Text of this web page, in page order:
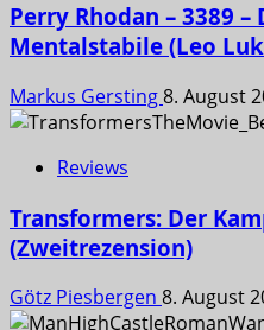
Perry Rhodan – 3389
Mentalstabile (Leo
Markus Gersting8. August
Reviews
Transformers: Der
(Zweitrezension)
Götz Piesbergen 8. August